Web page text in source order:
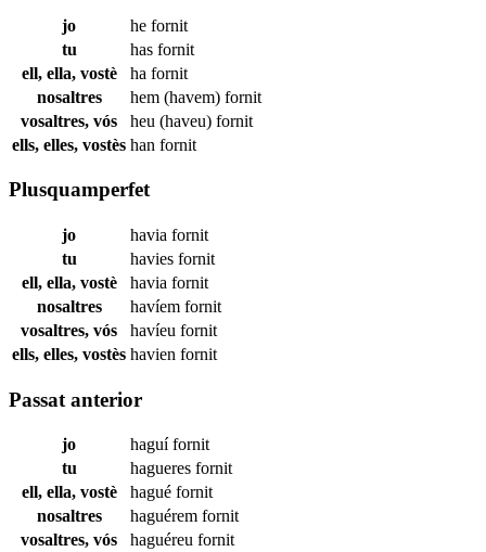
jo he fornit
tu
has fornit
ell, ella, vostè
ha fornit
nosaltres
hem (havem) fornit
vosaltres, vós
heu (haveu) fornit
ells, elles, vostès han fornit
Plusquamperfet
jo havia fornit
tu
havies fornit
ell, ella, vostè
havia fornit
nosaltres
havíem fornit
vosaltres, vós
havíeu fornit
ells, elles, vostès havien fornit
Passat anterior
jo haguífornit
tu
hagueres fornit
ell, ella, vostè
hagué fornit
nosaltres
haguérem fornit
vosaltres, vós
haguéreu fornit